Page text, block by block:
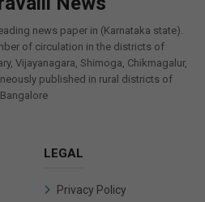
news paper in (Karnataka state).
of circulation in the districts of
Vijayanagara, Shimoga, Chikmagalur,
published in rural districts of
Bangalore
LEGAL
Privacy Policy